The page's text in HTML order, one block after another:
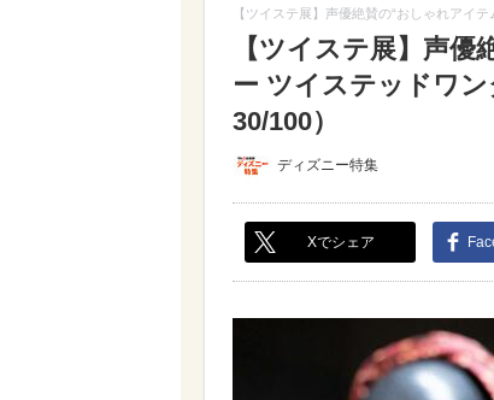
【ツイステ展】声優絶賛の“おしゃれアイ
【ツイステ展】声
ー ツイステッドワ
30/100）
ディズニー特集
Xでシェア